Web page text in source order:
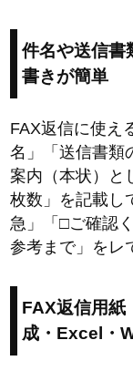
件名や送信書
書きが簡単
FAX返信に使え
名」「送信書類
案内（本状）と
枚数」を記載し
急」「□ご確認
参考まで」をレ
FAX返信用紙
成・Excel・